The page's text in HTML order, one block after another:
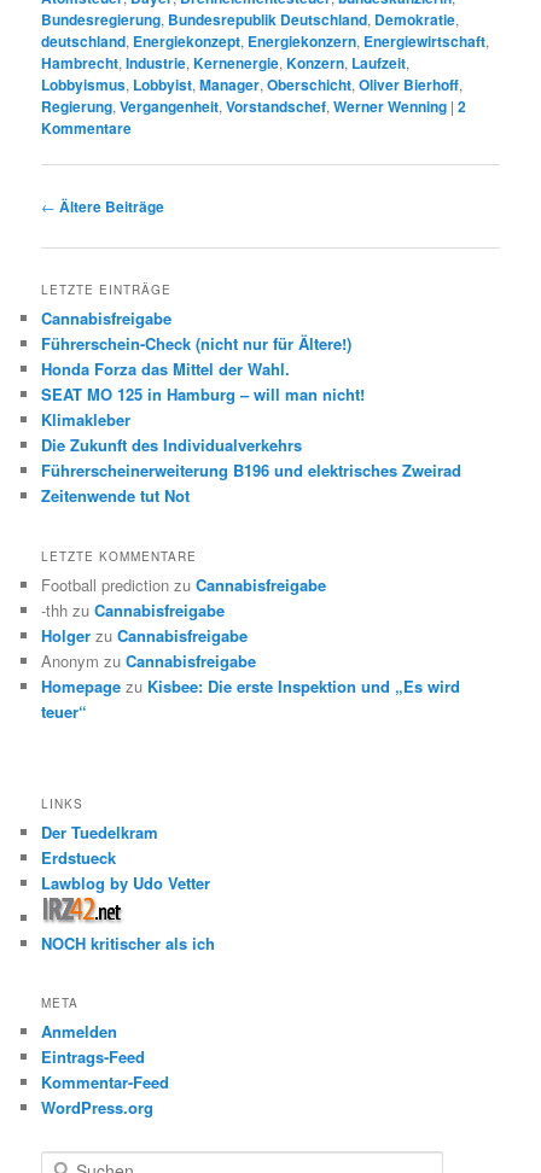
Bundesregierung, Bundesrepublik Deutschland, Demokratie,
deutschland, Energiekonzept, Energiekonzern, Energiewirtschaft,
Hambrecht,Industrie,Kernenergie,Konzern, Laufzeit,
Lobbyismus, Lobbyist,Manager,Oberschicht,Oliver Bierhoff,
Regierung,Vergangenheit,Vorstandschef,Werner Wenning |2
Kommentare
Beitrags-
← Ältere Beiträge
LETZTE EINTRÄGE
Cannabisfreigabe
Führerschein-Check (nicht nur für Ältere!)
Honda Forza das Mittel der Wahl.
SEAT MO 125 in Hamburg – will man nicht!
Klimakleber
Die Zukunft des Individualverkehrs
Führerscheinerweiterung B196 und elektrisches Zweirad
Zeitenwende tut Not
LETZTE KOMMENTARE
Football prediction zuCannabisfreigabe
-thh zuCannabisfreigabe
Holger zuCannabisfreigabe
Anonym zuCannabisfreigabe
Homepage zu Kisbee: Die erste Inspektion und „Es wird
teuer“
LINKS
Der Tuedelkram
Erdstueck
Lawblog by Udo Vetter
NOCH kritischer als ich
META
Anmelden
Eintrags-Feed
Kommentar-Feed
WordPress.org